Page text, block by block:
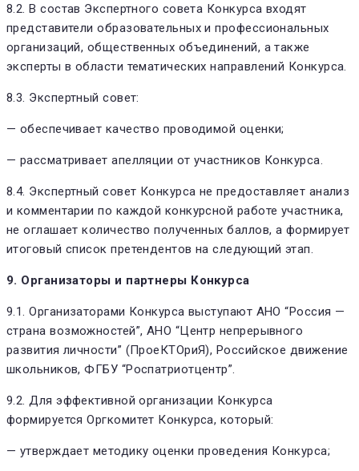
8.2. В состав Экспертного совета Конкурса входят
представители образовательных и профессиональных
организаций, общественных объединений, а также
эксперты в области тематических направлений Конкурса.
8.3. Экспертный совет:
— обеспечивает качество проводимой оценки;
— рассматривает апелляции от участников Конкурса.
8.4. Экспертный совет Конкурса не предоставляет анализ
и комментарии по каждой конкурсной работе участника,
не оглашает количество полученных баллов, а формирует
итоговый список претендентов на следующий этап.
9. Организаторы и партнеры Конкурса
9.1. Организаторами Конкурса выступают АНО “Россия —
страна возможностей”, АНО “Центр непрерывного
развития личности” (ПроеКТОриЯ), Российское движение
школьников, ФГБУ “Роспатриотцентр”.
9.2. Для эффективной организации Конкурса
формируется Оргкомитет Конкурса, который:
— утверждает методику оценки проведения Конкурса;